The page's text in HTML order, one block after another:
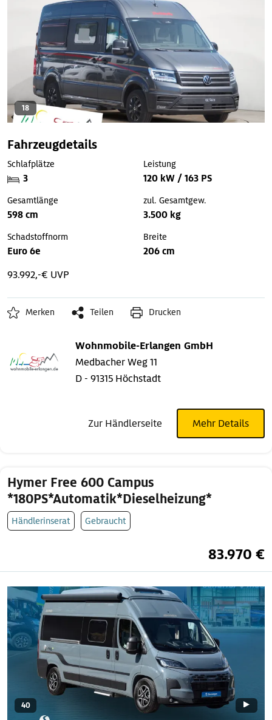
18
Fahrzeugdetails
Schlafplätze
3
Leistung
120 kW / 163 PS
Gesamtlänge
598 cm
zul. Gesamtgew.
3.500 kg
Schadstoffnorm
Euro 6e
Breite
206 cm
93.992,-€ UVP
Merken Teilen Drucken
Wohnmobile-Erlangen GmbH
Medbacher Weg 11
D - 91315 Höchstadt
Zur Händlerseite Mehr Details
Hymer Free 600 Campus
*180PS*Automatik*Dieselheizung*
Händlerinserat Gebraucht
83.970 €
40